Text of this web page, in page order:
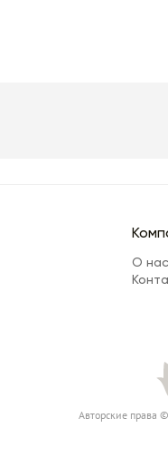
О нас
Авторские права